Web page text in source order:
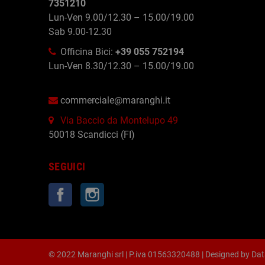
7351210
Lun-Ven 9.00/12.30 – 15.00/19.00
Sab 9.00-12.30
Officina Bici: +39 055 752194
Lun-Ven 8.30/12.30 – 15.00/19.00
commerciale@maranghi.it
Via Baccio da Montelupo 49
50018 Scandicci (FI)
SEGUICI
Facebook
© 2022 Maranghi srl | P.iva 01563320488 | Designed by